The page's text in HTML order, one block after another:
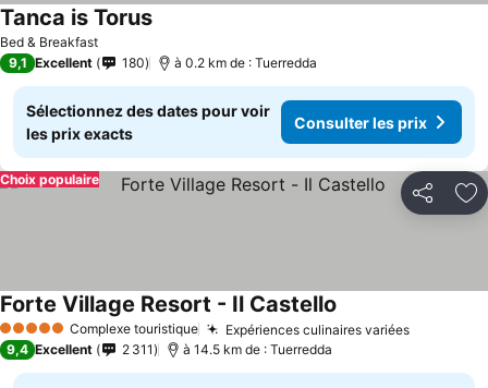
Bed & Breakfast
Tanca is Torus
9,1 Excellent 180 à 0.2 km de : Tuerredda
Sélectionnez des dates pour voir
les prix exacts
Consulter les prix
Partager
Choix populaire
5 Étoiles Complexe touristique Expériences culinaires variées
Forte Village Resort - Il Castello
9,4 Excellent 2 311 à 14.5 km de : Tuerredda